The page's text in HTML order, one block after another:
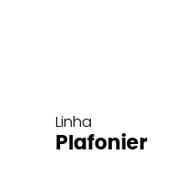
Linha
Plafonier